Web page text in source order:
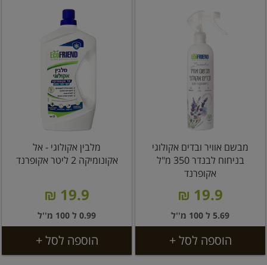
מבשם אוויר ובדים אקולוגי
בניחוח לבנדר 350 מ"ל
אקופרנד
19.9 ₪
5.69 ל 100 מ''ל
הוספה לסל +
מלבין אקולוגי - אל
אקונומיקה 2 ליטר אקופרנד
19.9 ₪
0.99 ל 100 מ''ל
הוספה לסל +